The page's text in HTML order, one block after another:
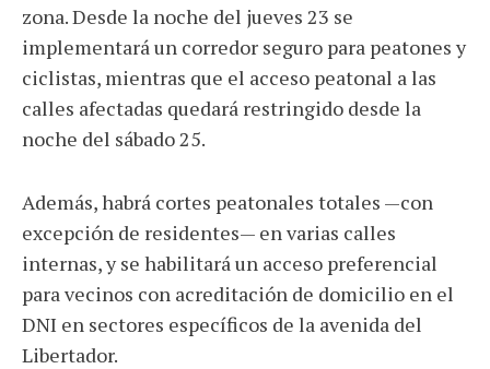
zona. Desde la noche del jueves 23 se
implementará un corredor seguro para peatones y
ciclistas, mientras que el acceso peatonal a las
calles afectadas quedará restringido desde la
noche del sábado 25.
Además, habrá cortes peatonales totales —con
excepción de residentes— en varias calles
internas, y se habilitará un acceso preferencial
para vecinos con acreditación de domicilio en el
DNI en sectores específicos de la avenida del
Libertador.